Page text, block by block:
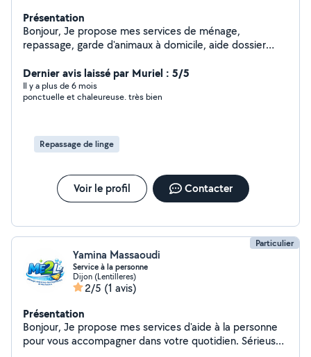
Présentation
Bonjour, Je propose mes services de ménage,
repassage, garde d'animaux à domicile, aide dossier
autres, transport de personne, préparation de repas,
montage petit meuble en kit. Je suis quelqu'un de
confiance, sérieuse et rigoureuse, donc n'hésitez pas à
Dernier avis laissé par Muriel : 5/5
Il y a plus de 6 mois
ponctuelle et chaleureuse. très bien
Repassage de linge
Voir le profil Contacter
Particulier
Yamina Massaoudi
Service à la personne
Dijon (Lentilleres)
2/5 (1 avis)
Présentation
Bonjour, Je propose mes services d'aide à la personne
pour vous accompagner dans votre quotidien. Sérieuse,